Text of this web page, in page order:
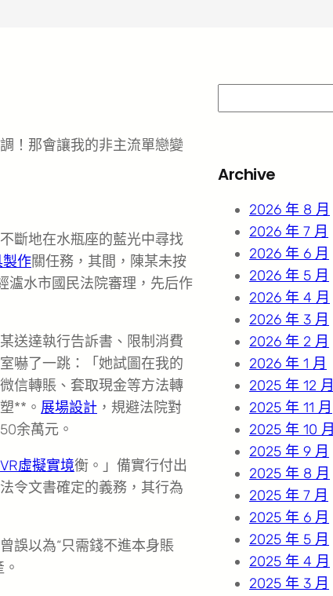
！那會讓我的非主流單戀變
斷地在水瓶座的藍光中尋找
作關任務，其間，陳某未按
瀘水市國民法院審理，先后作
送達執行告訴書、限制消費
嚇了一跳：「她試圖在我的
信轉賬、套取現金等方法轉
**。 展場設計 ，規避法院對
余萬元。
VR虛擬實境衡。」備實行付出
令文書確定的義務，其行為
誤以為“只需錢不進本身賬
e
c
Archive
2026 年 8 月
2026 年 7 月
2026 年 6 月
2026 年 5 月
2026 年 4 月
2026 年 3 月
2026 年 2 月
2026 年 1 月
2025 年 12 月
2025 年 11 月
2025 年 10 月
2025 年 9 月
2025 年 8 月
2025 年 7 月
2025 年 6 月
2025 年 5 月
2025 年 4 月
2025 年 3 月